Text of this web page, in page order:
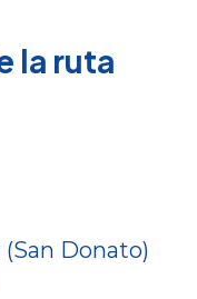
la ruta
Donato)